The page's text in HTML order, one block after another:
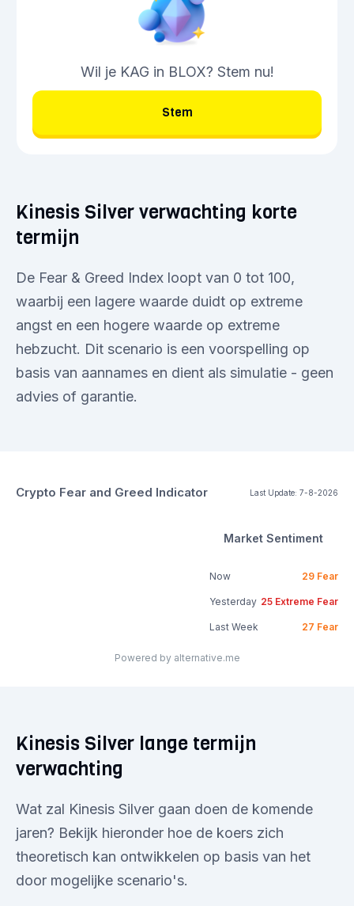
Wil je KAG in BLOX? Stem nu!
Stem
Kinesis Silver verwachting korte
termijn
De Fear & Greed Index loopt van 0 tot 100,
waarbij een lagere waarde duidt op extreme
angst en een hogere waarde op extreme
hebzucht. Dit scenario is een voorspelling op
basis van aannames en dient als simulatie - geen
advies of garantie.
Crypto Fear and Greed Indicator Last Update: 7-8-2026
Market Sentiment
Now 29 Fear
Yesterday 25 Extreme Fear
Last Week 27 Fear
Powered by alternative.me
Kinesis Silver lange termijn
verwachting
Wat zal Kinesis Silver gaan doen de komende
jaren? Bekijk hieronder hoe de koers zich
theoretisch kan ontwikkelen op basis van het
door mogelijke scenario's.